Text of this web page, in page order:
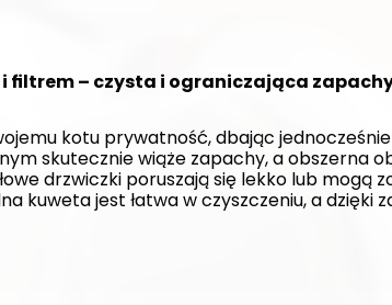
i filtrem – czysta i ograniczająca
kotu prywatność, dbając
skutecznie wiąże zapachy, a obszerna
drzwiczki poruszają się lekko lub
kuweta jest łatwa w czyszczeniu, a